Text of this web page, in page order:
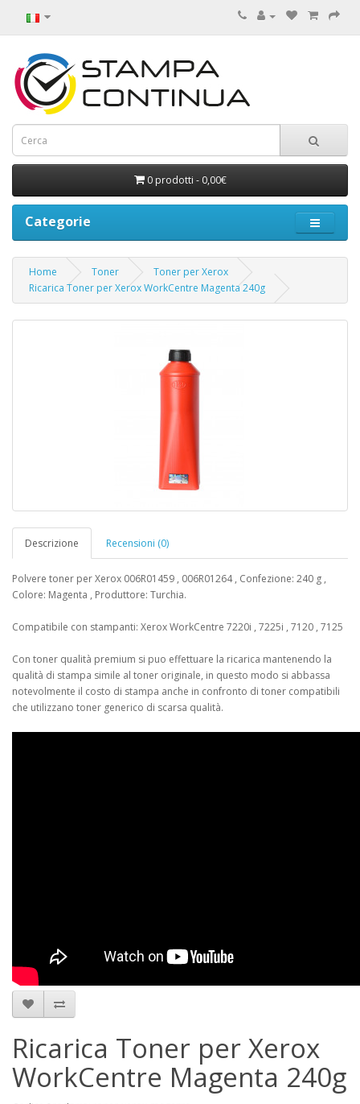
0 prodotti - 0,00€
Categorie
Home Toner
Toner per Xerox
Ricarica Toner per Xerox WorkCentre Magenta 240g
Descrizione Recensioni (0)
Polvere toner per Xerox 006R01459 , 006R01264 , Confezione: 240 g ,
Colore: Magenta , Produttore: Turchia.
Compatibile con stampanti: Xerox WorkCentre 7220i , 7225i , 7120 , 7125
Con toner qualità premium si puo effettuare la ricarica mantenendo la
qualità di stampa simile al toner originale, in questo modo si abbassa
notevolmente il costo di stampa anche in confronto di toner compatibili
che utilizzano toner generico di scarsa qualità.
Ricarica Toner per Xerox
WorkCentre Magenta 240g